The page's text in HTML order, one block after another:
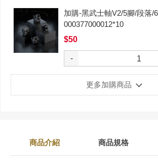
加購-黑武士軸V2/5腳/段落/
000377000012*10
$50
-
更多加購商品
商品介紹 商品規格